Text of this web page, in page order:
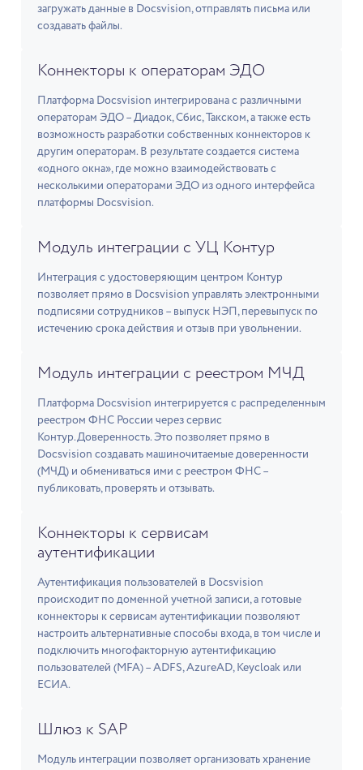
загружать данные в Docsvision, отправлять письма или
создавать файлы.
Коннекторы к операторам ЭДО
Платформа Docsvision интегрирована с различными
операторам ЭДО – Диадок, Сбис, Такском, а также есть
возможность разработки собственных коннекторов к
другим операторам. В результате создается система
«одного окна», где можно взаимодействовать с
несколькими операторами ЭДО из одного интерфейса
платформы Docsvision.
Модуль интеграции с УЦ Контур
Интеграция с удостоверяющим центром Контур
позволяет прямо в Docsvision управлять электронными
подписями сотрудников – выпуск НЭП, перевыпуск по
истечению срока действия и отзыв при увольнении.
Модуль интеграции с реестром МЧД
Платформа Docsvision интегрируется с распределенным
реестром ФНС России через сервис
Контур.Доверенность. Это позволяет прямо в
Docsvision создавать машиночитаемые доверенности
(МЧД) и обмениваться ими с реестром ФНС –
публиковать, проверять и отзывать.
Коннекторы к сервисам
аутентификации
Аутентификация пользователей в Docsvision
происходит по доменной учетной записи, а готовые
коннекторы к сервисам аутентификации позволяют
настроить альтернативные способы входа, в том числе и
подключить многофакторную аутентификацию
пользователей (MFA) – ADFS, AzureAD, Keycloak или
ЕСИА.
Шлюз к SAP
Модуль интеграции позволяет организовать хранение